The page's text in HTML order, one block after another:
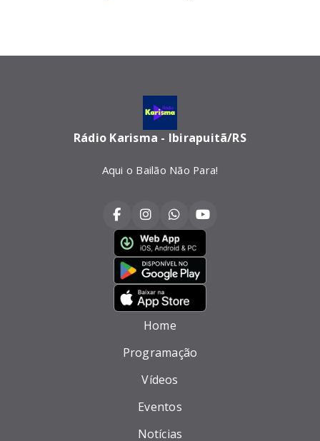
Rádio Karisma - Ibirapuitã/RS
Aqui o Bailão Não Para!
Home
Programação
Vídeos
Eventos
Notícias